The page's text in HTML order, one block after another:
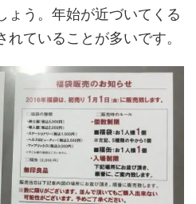
ょう。年始が近づいてくる
ていることが多いです。